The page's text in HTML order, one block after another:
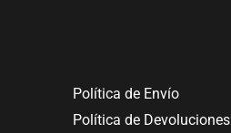
Política de Envío
Política de Devoluciones